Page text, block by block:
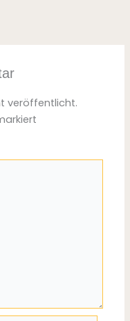
veröffentlicht.